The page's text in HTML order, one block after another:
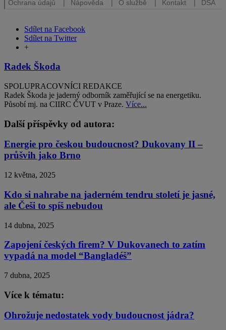
Sdílet na Facebook
Sdílet na Twitter
+
Radek Škoda
SPOLUPRACOVNÍCI REDAKCE
Radek Škoda je jaderný odborník zaměřující se na energetiku.
Působí mj. na CIIRC ČVUT v Praze. Více...
Další příspěvky od autora:
Energie pro českou budoucnost? Dukovany II –
průšvih jako Brno
12 května, 2025
Kdo si nahrabe na jaderném tendru století je jasné,
ale Češi to spíš nebudou
14 dubna, 2025
Zapojení českých firem? V Dukovanech to zatím
vypadá na model “Bangladéš”
7 dubna, 2025
Více k tématu:
Ohrožuje nedostatek vody budoucnost jádra?